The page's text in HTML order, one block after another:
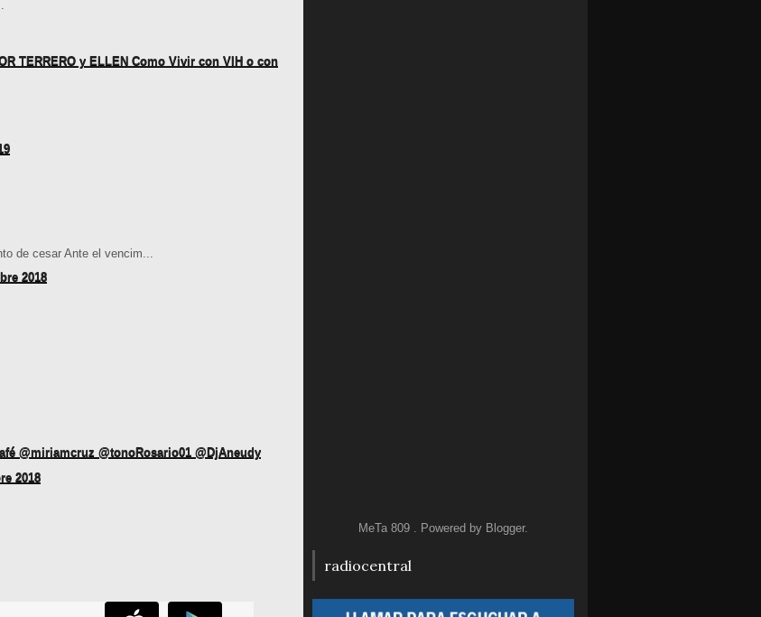
TERRERO y ELLEN Como Vivir con VIH o con
de cesar Ante el vencim...
2018
@miriamcruz @tonoRosario01 @DjAneudy
2018
MeTa 809 . Powered by Blogger.
radiocentral